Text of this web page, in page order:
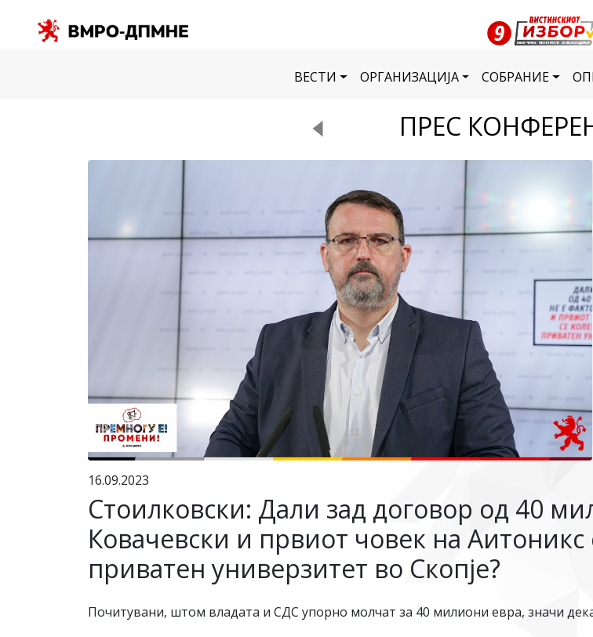
ВЕСТИ ОРГАНИЗАЦИЈА СОБРАНИЕ
ПРЕС
16.09.2023
Стоилковски: Дали зад договор од 40
Ковачевски и првиот човек на
приватен универзитет во Скопје?
Почитувани, штом владата и СДС упорно молчат за 40 милиони евра, значи